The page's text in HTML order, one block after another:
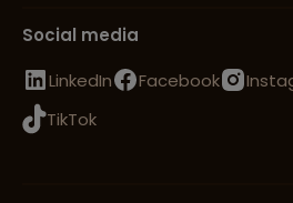
Social media
LinkedIn
Facebook
TikTok